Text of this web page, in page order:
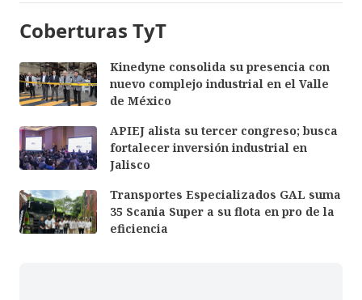
Coberturas TyT
Kinedyne consolida su presencia con
nuevo complejo industrial en el Valle
de México
APIEJ alista su tercer congreso; busca
fortalecer inversión industrial en
Jalisco
Transportes Especializados GAL suma
35 Scania Super a su flota en pro de la
eficiencia